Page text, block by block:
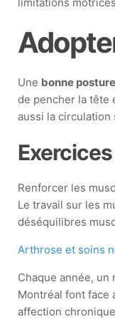
Une bonne posture
de pencher la tête
aussi la
Renforcer les
Le travail sur les
déséquilibres
Arthrose et soins
Chaque année,
Montréal font face
affection